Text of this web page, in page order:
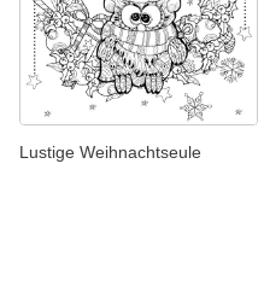
Lustige Weihnachtseule